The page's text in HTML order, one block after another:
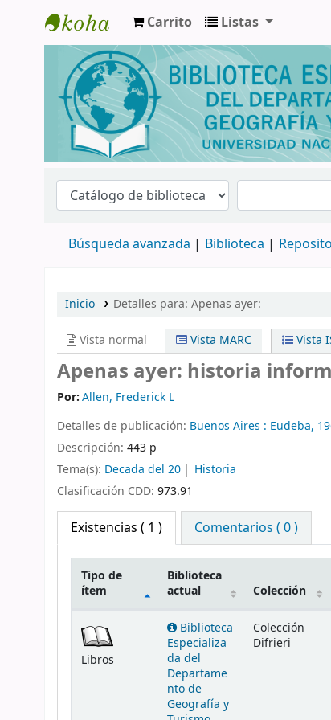
Biblioteca de Geografía y Turismo
Carrito Listas
Búsqueda avanzada Biblioteca
Inicio Detalles para: Apenas ayer:
Vista normal Vista MARC Vista
Apenas ayer: historia
Por:Allen, Frederick L
Detalles de publicación: Buenos Aires : Eudeba,
Descripción: 443 p
Tema(s): Decada del 20
Historia
Clasificación CDD: 973.91
Existencias ( 1 ) Comentarios ( 0 )
Tipo de
ítem
Biblioteca
actual
Colección
Libros
Biblioteca
Especializa
da del
Departame
nto de
Geografía y
Colección
Difrieri